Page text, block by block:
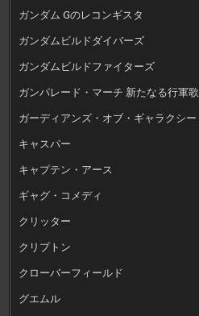
ガンダム Gのレコンギスタ
ガンダムビルドダイバーズ
ガンダムビルドファイターズ
ガンパレード・マーチ 新たなる行軍歌
ガーディアンズ・オブ・ギャラクシー
キャスパー
キャプテン・アース
ギャグ・コメディ
クリッター
クリプトン
クローバーフィールド
グエムル